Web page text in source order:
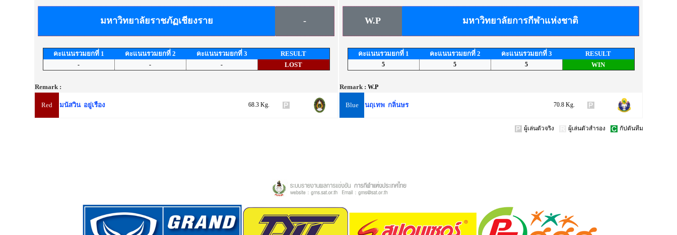
มหาวิทยาลัยราชภัฏเชียงราย -
คะแนนรวมยกที่ 1 คะแนนรวมยกที่ 2 คะแนนรวมยกที่ 3 RESULT
- - - LOST
Remark :
Red มนัสวิน อยู่เรือง 68.3 Kg.
W.P มหาวิทยาลัยการกีฬาแห่งชาติ
คะแนนรวมยกที่ 1 คะแนนรวมยกที่ 2 คะแนนรวมยกที่ 3 RESULT
5 5 5 WIN
Remark : W.P
Blue นฤเทพ กลิ่นษร 70.8 Kg.
ผู้เล่นตัวจริง ผู้เล่นตัวสำรอง กัปตันทีม